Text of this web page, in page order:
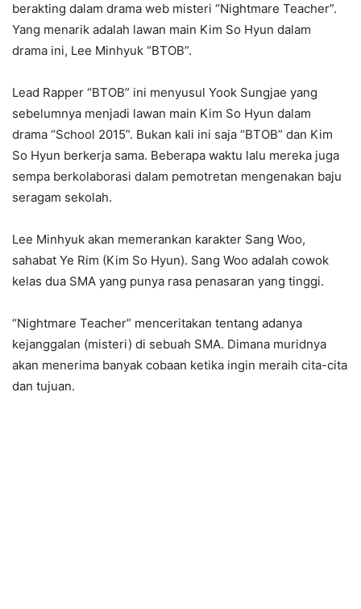
berakting dalam drama web misteri “Nightmare Teacher”.
Yang menarik adalah lawan main Kim So Hyun dalam
drama ini, Lee Minhyuk “BTOB”.
Lead Rapper “BTOB” ini menyusul Yook Sungjae yang
sebelumnya menjadi lawan main Kim So Hyun dalam
drama “School 2015”. Bukan kali ini saja “BTOB” dan Kim
So Hyun berkerja sama. Beberapa waktu lalu mereka juga
sempa berkolaborasi dalam pemotretan mengenakan baju
seragam sekolah.
Lee Minhyuk akan memerankan karakter Sang Woo,
sahabat Ye Rim (Kim So Hyun). Sang Woo adalah cowok
kelas dua SMA yang punya rasa penasaran yang tinggi.
“Nightmare Teacher” menceritakan tentang adanya
kejanggalan (misteri) di sebuah SMA. Dimana muridnya
akan menerima banyak cobaan ketika ingin meraih cita-cita
dan tujuan.